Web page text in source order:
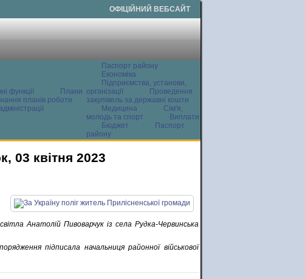
ОФІЦІЙНИЙ ВЕБСАЙТ
функції
Плани
планів роботи
Паспорт району
Економіка
Підприємства, установи,
організації
Проведення
закупівель за державні кошти
Медицина
Сім'я,
молодь та спорт
Виплати
Бюджет
Паспорт
району
03 квітня 2023
Анатолій Пивоварчук із села Рудка-Червинська
підписала начальниця районної військової